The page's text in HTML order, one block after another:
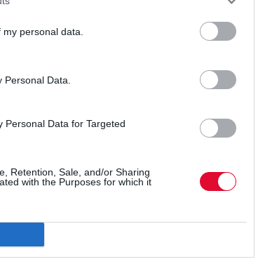
personal data.
Data.
Personal Data for Targeted
Retention, Sale, and/or Sharing
with the Purposes for which it
Εμφάνιση #